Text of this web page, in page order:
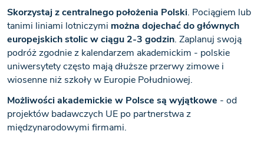
Skorzystaj z centralnego położenia Polski. Pociągiem lub
tanimi liniami lotniczymi można dojechać do głównych
europejskich stolic w ciągu 2-3 godzin. Zaplanuj swoją
podróż zgodnie z kalendarzem akademickim - polskie
uniwersytety często mają dłuższe przerwy zimowe i
wiosenne niż szkoły w Europie Południowej.
Możliwości akademickie w Polsce są wyjątkowe - od
projektów badawczych UE po partnerstwa z
międzynarodowymi firmami.